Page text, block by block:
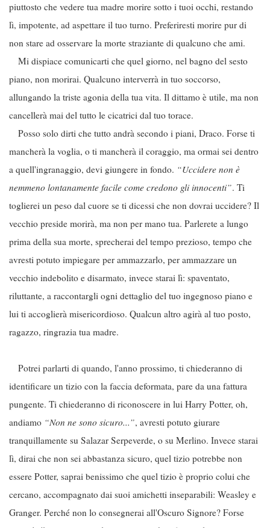
piuttosto che vedere tua madre morire sotto i tuoi occhi, restando
lì, impotente, ad aspettare il tuo turno. Preferiresti morire pur di
non stare ad osservare la morte straziante di qualcuno che ami.
Mi dispiace comunicarti che quel giorno, nel bagno del sesto
piano, non morirai. Qualcuno interverrà in tuo soccorso,
allungando la triste agonia della tua vita. Il dittamo è utile, ma non
cancellerà mai del tutto le cicatrici dal tuo torace.
Posso solo dirti che tutto andrà secondo i piani, Draco. Forse ti
mancherà la voglia, o ti mancherà il coraggio, ma ormai sei dentro
a quell'ingranaggio, devi giungere in fondo. “Uccidere non è
nemmeno lontanamente facile come credono gli innocenti”. Ti
toglierei un peso dal cuore se ti dicessi che non dovrai uccidere? Il
vecchio preside morirà, ma non per mano tua. Parlerete a lungo
prima della sua morte, sprecherai del tempo prezioso, tempo che
avresti potuto impiegare per ammazzarlo, per ammazzare un
vecchio indebolito e disarmato, invece starai lì: spaventato,
riluttante, a raccontargli ogni dettaglio del tuo ingegnoso piano e
lui ti accoglierà misericordioso. Qualcun altro agirà al tuo posto,
ragazzo, ringrazia tua madre.
Potrei parlarti di quando, l'anno prossimo, ti chiederanno di
identificare un tizio con la faccia deformata, pare da una fattura
pungente. Ti chiederanno di riconoscere in lui Harry Potter, oh,
andiamo “Non ne sono sicuro...”, avresti potuto giurare
tranquillamente su Salazar Serpeverde, o su Merlino. Invece starai
lì, dirai che non sei abbastanza sicuro, quel tizio potrebbe non
essere Potter, saprai benissimo che quel tizio è proprio colui che
cercano, accompagnato dai suoi amichetti inseparabili: Weasley e
Granger. Perché non lo consegnerai all'Oscuro Signore? Forse